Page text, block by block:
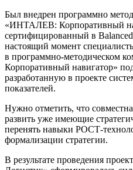
Был внедрен программно
«ИНТАЛЕВ: Корпоративный
сертифицированный в
настоящий момент
в программно-методическом
Корпоративный навигатор»
разработанную в проекте
показателей.
Нужно отметить, что
развить уже имеющие
перенять навыки РОСТ-
формализации стратегии.
В результате проведения